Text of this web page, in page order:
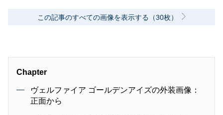
この記事のすべての画像を表示する（30枚）
Chapter
ヴェルファイア ゴールデンアイズの外装画像：
正面から